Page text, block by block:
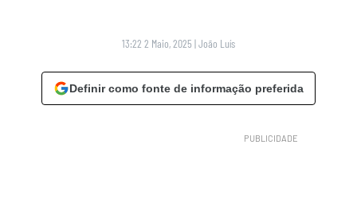
13:22 2 Maio, 2025 |João Luís
Definir como fonte de informação preferida